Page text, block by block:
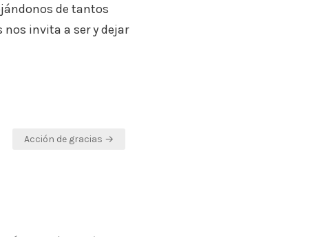
de tantos
invita a ser y dejar
Acción de gracias →